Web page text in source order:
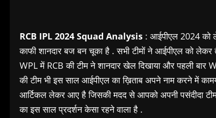
RCB IPL 2024 Squad Analysis : आईपीएल 2024
काफी शानदार बज बन चूका है . सभी टीमों ने आईपीएल को लेकर
WPL में RCB की टीम ने शानदार खेल दिखाया और पहली बार
की टीम भी इस साल आईपीएल का ख़िताब अपने नाम करने में
आर्टिकल लेकर आए है जिसकी मदद से आपको अपनी पसंदीदा
का इस साल प्रदर्शन केसा रहने वाला है .